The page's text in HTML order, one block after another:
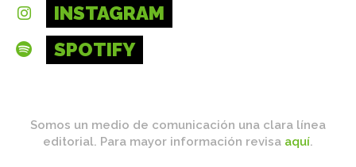
INSTAGRAM
SPOTIFY
Somos un medio de comunicación una clara línea
editorial. Para mayor información revisa aquí.